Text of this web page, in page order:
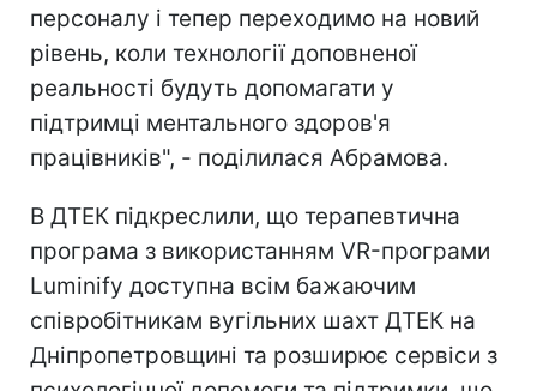
персоналу і тепер переходимо на новий
рівень, коли технології доповненої
реальності будуть допомагати у
підтримці ментального здоров'я
працівників", - поділилася Абрамова.
В ДТЕК підкреслили, що терапевтична
програма з використанням VR-програми
Luminify доступна всім бажаючим
співробітникам вугільних шахт ДТЕК на
Дніпропетровщині та розширює сервіси з